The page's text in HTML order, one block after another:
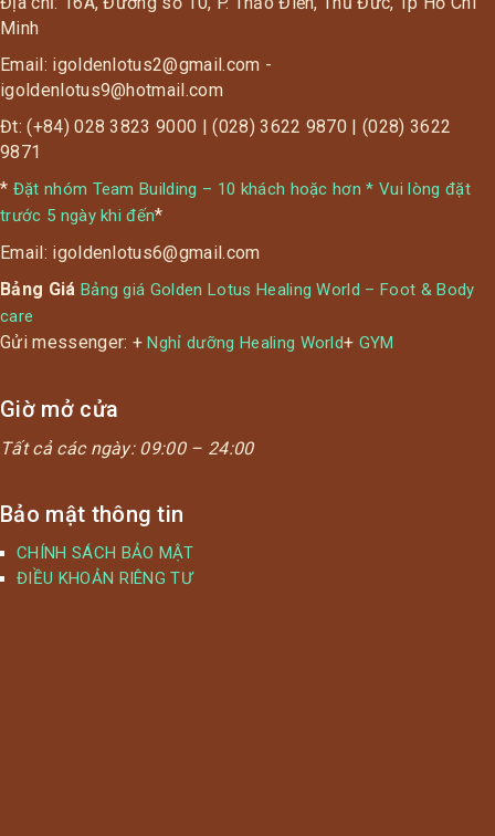
Minh
Email: igoldenlotus2@gmail.com -
igoldenlotus9@hotmail.com
Đt: (+84) 028 3823 9000 | (028) 3622 9870 | (028) 3622
9871
* Đặt nhóm Team Building – 10 khách hoặc hơn * Vui lòng đặt
trước 5 ngày khi đến*
Email: igoldenlotus6@gmail.com
Bảng Giá Bảng giá Golden Lotus Healing World – Foot & Body
care
Gửi messenger: +Nghỉ dưỡng Healing World+ GYM
Giờ mở cửa
Tất cả các ngày: 09:00 – 24:00
Bảo mật thông tin
CHÍNH SÁCH BẢO MẬT
ĐIỀU KHOẢN RIÊNG TƯ